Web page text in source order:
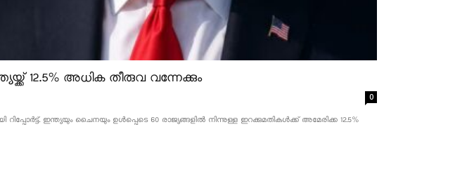
12.5% അധിക തീരുവ വന്നേക്കും
0
ഇന്ത്യയും ചൈനയും ഉൾപ്പെടെ 60 രാജ്യങ്ങളിൽ നിന്നുള്ള ഇറക്കുമതികൾക്ക് അമേരിക്ക 12.5%